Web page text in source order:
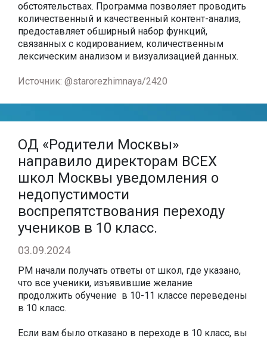
обстоятельствах. Программа позволяет проводить
количественный и качественный контент-анализ,
предоставляет обширный набор функций,
связанных с кодированием, количественным
лексическим анализом и визуализацией данных.
Источник: @starorezhimnaya/2420
ОД «Родители Москвы»
направило директорам ВСЕХ
школ Москвы уведомления о
недопустимости
воспрепятствования переходу
учеников в 10 класс.
03.09.2024
РМ начали получать ответы от школ, где указано,
что все ученики, изъявившие желание
продолжить обучение в 10-11 классе переведены
в 10 класс.
Если вам было отказано в переходе в 10 класс, вы